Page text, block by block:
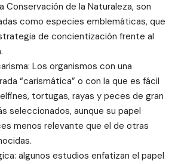
Conservación de la Naturaleza, son
como especies emblemáticas, que
de concientización frente al
Los organismos con una
“carismática” o con la que es fácil
tortugas, rayas y peces de gran
seleccionados, aunque su papel
menos relevante que el de otras
algunos estudios enfatizan el papel